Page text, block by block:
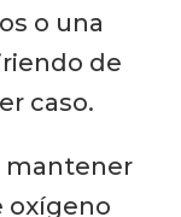
o una
de
caso.
mantener
oxígeno